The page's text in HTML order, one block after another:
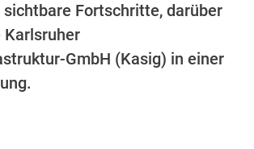
Fortschritte, darüber
GmbH (Kasig) in einer